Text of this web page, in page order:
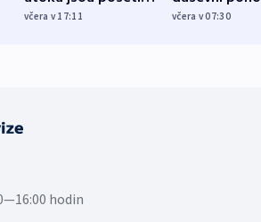
míní estonský
včera v 17:11
ukázala
včera v 07:30
hodin